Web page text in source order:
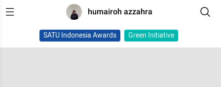
humairoh azzahra
SATU Indonesia Awards Green Initiative